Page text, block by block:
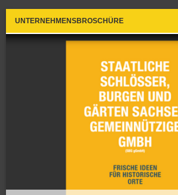
UNTERNEHMENSBROSCHÜRE